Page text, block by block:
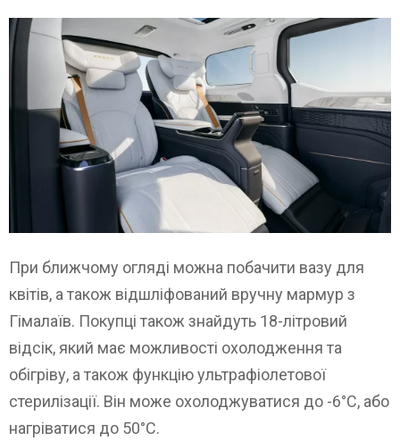
При ближчому огляді можна побачити вазу для
квітів, а також відшліфований вручну мармур з
Гімалаїв. Покупці також знайдуть 18-літровий
відсік, який має можливості охолодження та
обігріву, а також функцію ультрафіолетової
стерилізації. Він може охолоджуватися до -6°C, або
нагріватися до 50°C.